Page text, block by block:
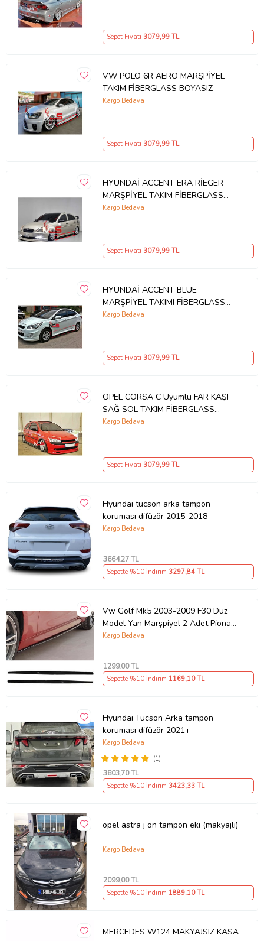
Sepet Fiyatı 3079,99 TL
VW POLO 6R AERO MARŞPİYEL
TAKIM FİBERGLASS BOYASIZ
Kargo Bedava
Sepet Fiyatı 3079,99 TL
HYUNDAİ ACCENT ERA RİEGER
MARŞPİYEL TAKIM FİBERGLASS
BOYASIZ
Kargo Bedava
Sepet Fiyatı 3079,99 TL
HYUNDAİ ACCENT BLUE
MARŞPİYEL TAKIMI FİBERGLASS
BOYASIZ
Kargo Bedava
Sepet Fiyatı 3079,99 TL
OPEL CORSA C Uyumlu FAR KAŞI
SAĞ SOL TAKIM FİBERGLASS
BOYASIZ
Kargo Bedava
Sepet Fiyatı 3079,99 TL
Hyundai tucson arka tampon
koruması difüzör 2015-2018
Kargo Bedava
3664,27 TL
Sepette %10 İndirim 3297,84 TL
Vw Golf Mk5 2003-2009 F30 Düz
Model Yan Marşpiyel 2 Adet Piona
Black
Kargo Bedava
1299,00 TL
Sepette %10 İndirim 1169,10 TL
Hyundai Tucson Arka tampon
koruması difüzör 2021+
(1)
Kargo Bedava
3803,70 TL
Sepette %10 İndirim 3423,33 TL
opel astra j ön tampon eki (makyajlı)
Kargo Bedava
2099,00 TL
Sepette %10 İndirim 1889,10 TL
MERCEDES W124 MAKYAJSIZ KASA